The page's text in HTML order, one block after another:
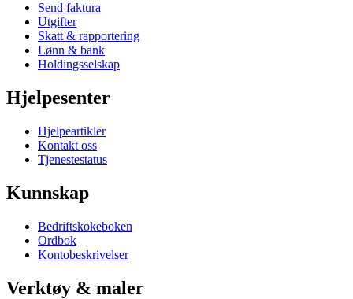
Send faktura
Utgifter
Skatt & rapportering
Lønn & bank
Holdingsselskap
Hjelpesenter
Hjelpeartikler
Kontakt oss
Tjenestestatus
Kunnskap
Bedriftskokeboken
Ordbok
Kontobeskrivelser
Verktøy & maler